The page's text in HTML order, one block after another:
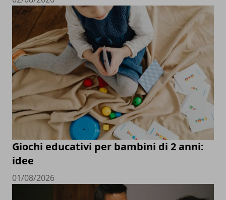
Giochi educativi per bambini di 2 anni:
idee
01/08/2026